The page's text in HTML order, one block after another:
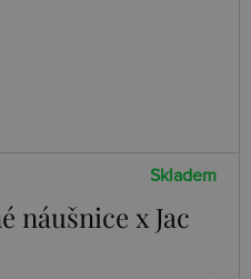
Skladem
náušnice x Jac